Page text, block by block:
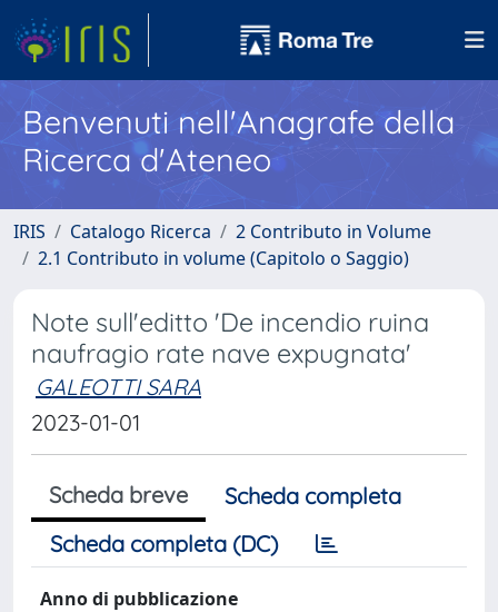
Benvenuti nell'Anagrafe della
Ricerca d'Ateneo
IRIS Catalogo Ricerca
2 Contributo in Volume
2.1 Contributo in volume (Capitolo o Saggio)
Note sull'editto 'De incendio ruina
naufragio rate nave expugnata'
GALEOTTI SARA
2023-01-01
Scheda breve
Scheda completa
Scheda completa (DC)
Anno di pubblicazione